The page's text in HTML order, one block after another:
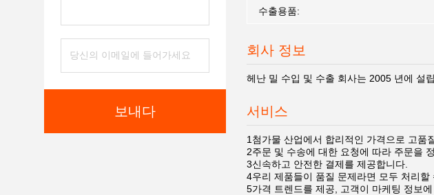
보내다
수출용품:
회사 정보
헤난 밀 수입 및 수출 회사는 2005 년에 설
서비스
1첨가물 산업에서 합리적인 가격으로 고품
2주문 및 수송에 대한 요청에 따라 주문을
3신속하고 안전한 결제를 제공합니다.
4우리 제품들이 품질 문제라면 모두 처리할
5가격 트렌드를 제공, 고객이 마케팅 정보